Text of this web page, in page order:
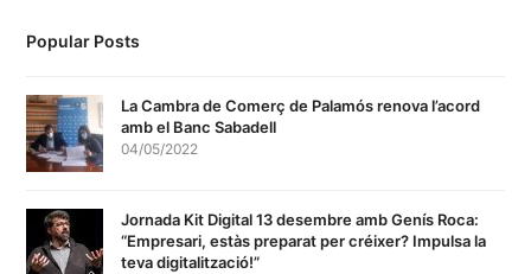
Popular Posts
La Cambra de Comerç de Palamós renova l’acord
amb el Banc Sabadell
04/05/2022
Jornada Kit Digital 13 desembre amb Genís Roca:
“Empresari, estàs preparat per créixer? Impulsa la
teva digitalització!”